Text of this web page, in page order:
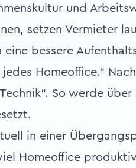
und
setzen Vermieter
bessere
Homeoffice.“
So werde
in einer
Homeoffice